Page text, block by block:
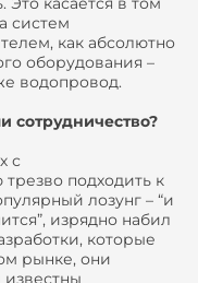
систем
как абсолютно
оборудования –
водопровод.
сотрудничество?
с
подходить к
лозунг – “и
изрядно набил
которые
рынке, они